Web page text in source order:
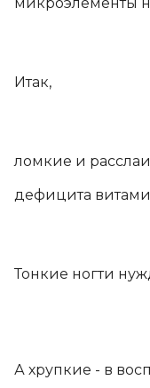
микроэлементы
Итак,
ломкие и
дефицита
Тонкие ногти
А хрупкие - в